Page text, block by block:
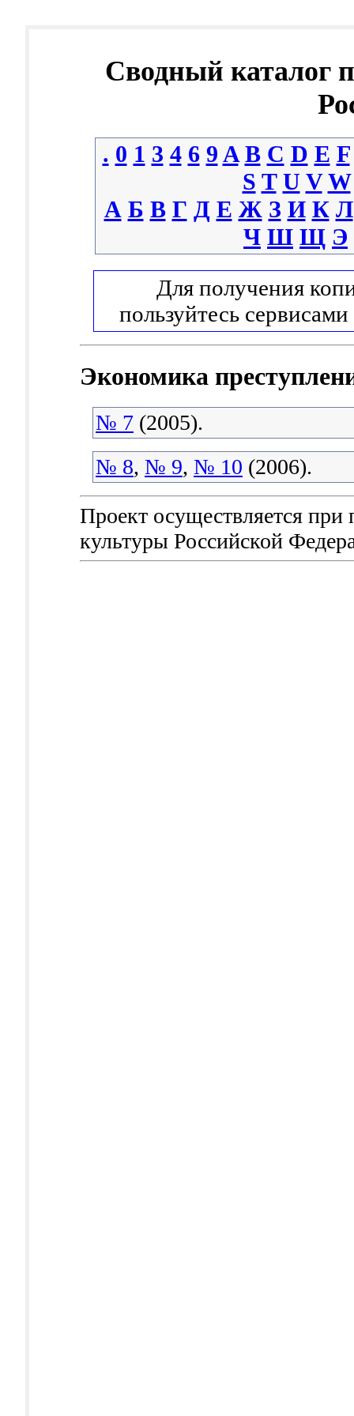
Сводный каталог
. 0 1 3 4 6 9 A B C D E F
S T U V W
А Б В Г Д Е Ж З И К Л
Ч Ш Щ Э
Для получения
пользуйтесь сервисами
Экономика
№ 7 (2005).
№ 8, № 9, № 10 (2006).
Проект осуществляется
культуры Российской